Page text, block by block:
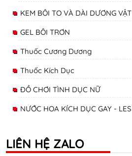
KEM BÔI TO VÀ DÀI DƯƠNG VẬT
GEL BÔI TRƠN
Thuốc Cương Dương
Thuốc Kích Dục
ĐỒ CHƠI TÌNH DỤC NỮ
NƯỚC HOA KÍCH DỤC GAY - LES
LIÊN HỆ ZALO